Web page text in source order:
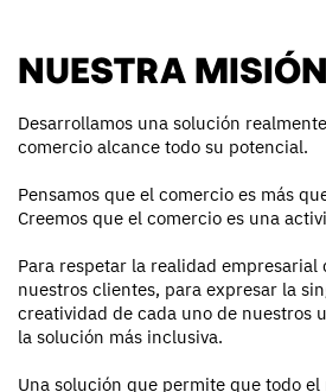
NUESTRA MISIÓN
Desarrollamos una solución
comercio alcance todo su potencial.
Pensamos que el comercio es más
Creemos que el comercio es una
Para respetar la realidad empresarial
nuestros clientes, para expresar la
creatividad de cada uno de nuestros
la solución más inclusiva.
Una solución que permite que todo